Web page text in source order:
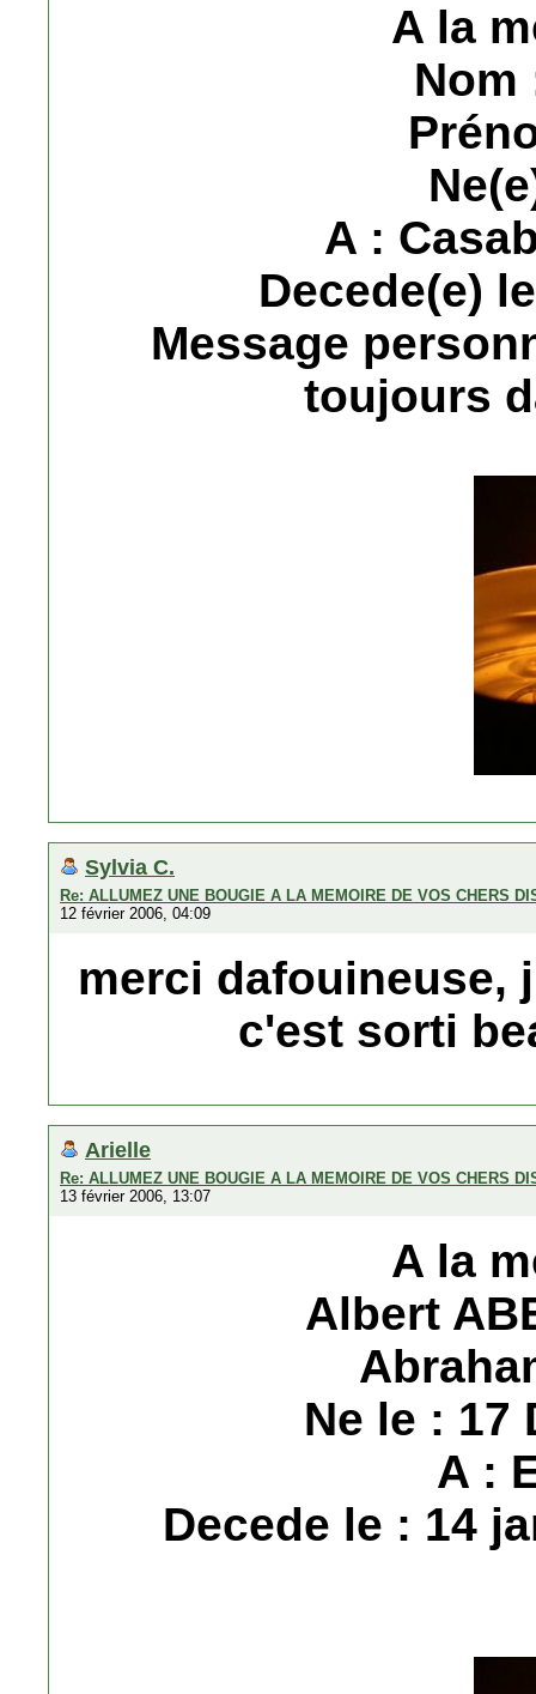
A la
Nom
A :
Decede(e)
Message
toujours
Sylvia C.
Re: ALLUMEZ UNE BOUGIE A LA MEMOIRE DE VOS CHERS
12 février 2006, 04:09
merci dafouineuse,
c'est sorti
Arielle
Re: ALLUMEZ UNE BOUGIE A LA MEMOIRE DE VOS CHERS
13 février 2006, 13:07
A la
Albert
Ne le : 17
A :
Decede le : 14